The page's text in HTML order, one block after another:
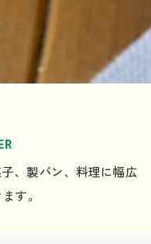
、製パン、料理に幅広
す。